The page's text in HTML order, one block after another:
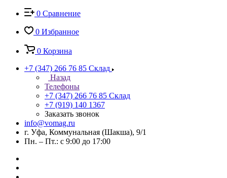
0 Сравнение
0 Избранное
0 Корзина
+7 (347) 266 76 85 Склад
Назад
Телефоны
+7 (347) 266 76 85 Склад
+7 (919) 140 1367
Заказать звонок
info@vomag.ru
г. Уфа, Коммунальная (Шакша), 9/1
Пн. – Пт.: с 9:00 до 17:00